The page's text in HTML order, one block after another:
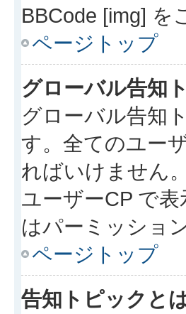
BBCode [img] を
ページトップ
グローバル告知
グローバル告知
す。全てのユー
ればいけません
ユーザーCP で
はパーミッショ
ページトップ
告知トピックと